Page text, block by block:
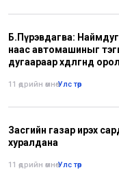
Б.Пүрэвдагва:
наас автомашиныг
дугаараар хөдөлгөөнд
11 өдрийн өмнө•Улс төр
Засгийн газар ирэх
хуралдана
11 өдрийн өмнө•Улс төр